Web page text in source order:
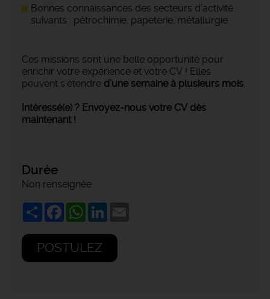
Bonnes connaissances des secteurs d’activité
suivants : pétrochimie, papeterie, métallurgie
Ces missions sont une belle opportunité pour
enrichir votre expérience et votre CV ! Elles
peuvent s'étendre d’une semaine à plusieurs mois.
Intéressé(e) ? Envoyez-nous votre CV dès
maintenant !
Durée
Non renseignée
ShareFacebookWhatsApp
LinkedIn
POSTULEZ